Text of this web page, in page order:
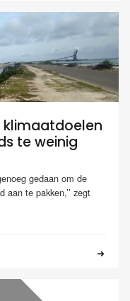
klimaatdoelen
te weinig
gedaan om de
te pakken,’’ zegt